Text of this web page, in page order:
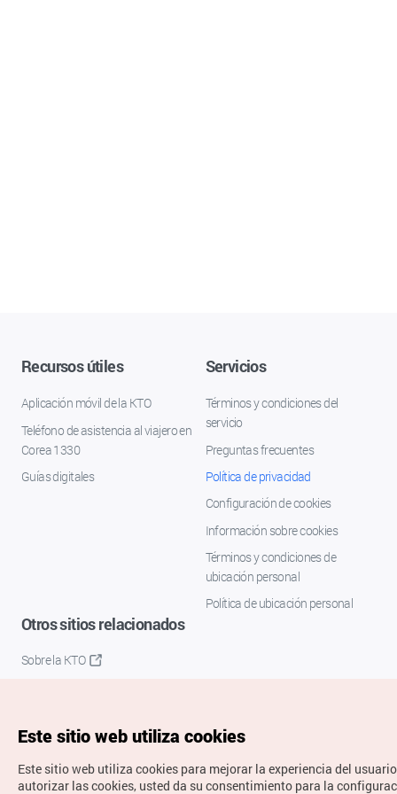
Recursos útiles
Aplicación móvil de la KTO
Teléfono de asistencia al viajero en
Corea 1330
Guías digitales
Servicios
Términos y condiciones del
servicio
Preguntas frecuentes
Política de privacidad
Configuración de cookies
Información sobre cookies
Términos y condiciones de
ubicación personal
Política de ubicación personal
Otros sitios relacionados
Sobre la KTO
Este sitio web utiliza cookies
Este sitio web utiliza cookies para mejorar la experiencia del
autorizar las cookies, usted da su consentimiento para la